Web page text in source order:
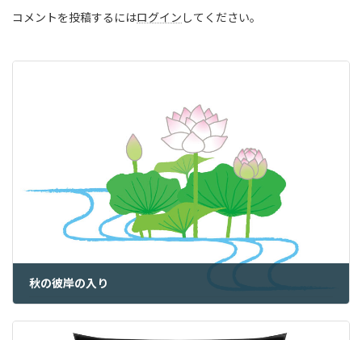
コメントを投稿するにはログイン してください。
秋の彼岸の入り